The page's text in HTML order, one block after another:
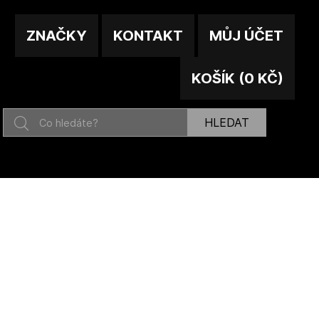
HLEDAT
ZNAČKY KONTAKT MŮJ ÚČET
KOŠÍK (0 KČ)